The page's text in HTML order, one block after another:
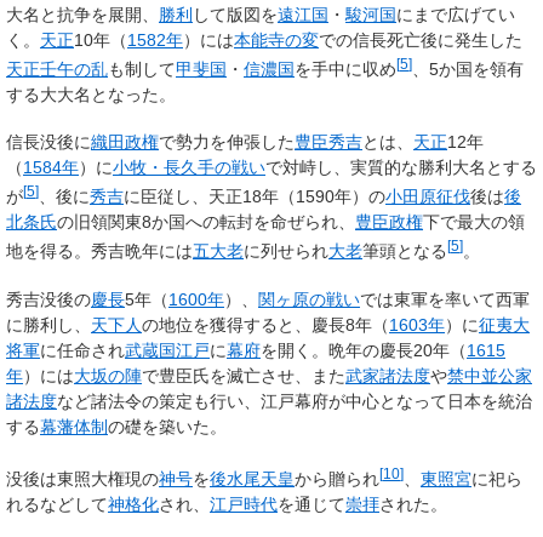
大名と抗争を展開、
勝利 して版図を遠江国 ・ 駿河国にまで広げてい
く。 天正10年（1582年）には本能寺の変での信長死亡後に発生した
天正壬午の乱も制して甲斐国 ・ 信濃国を手中に収め[5]
、5か国を領有
する大大名となった。
信長没後に織田政権で勢力を伸張した豊臣秀吉とは、 天正12年
（1584年）に小牧・長久手の戦いで対峙し、実質的な勝利大名とする
が[5]、後に秀吉に臣従し、天正18年（1590年）の小田原征伐後は後
北条氏の旧領関東8か国への転封を命ぜられ、 豊臣政権下で最大の領
地を得る。秀吉晩年には五大老に列せられ大老筆頭となる [5]。
秀吉没後の慶長5年（1600年）、 関ヶ原の戦いでは東軍を率いて西軍
に勝利し、 天下人の地位を獲得すると、慶長8年（1603年）に征夷大
将軍に任命され武蔵国江戸に幕府を開く。晩年の慶長20年（1615
年）には大坂の陣で豊臣氏を滅亡させ、また武家諸法度や禁中並公家
諸法度など諸法令の策定も行い、江戸幕府が中心となって日本を統治
する幕藩体制の礎を築いた。
没後は東照大権現の神号を後水尾天皇から贈られ[10] 東照宮に祀ら
れるなどして神格化され、 江戸時代を通じて崇拝された。